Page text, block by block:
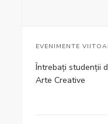
EVENIMENTE
Întrebați studenții
Arte Creative